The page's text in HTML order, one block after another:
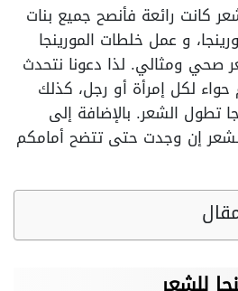
كانت رائعة فأنصح جميع بنات
و عمل خلطات المورينجا
ومثالي. لذا دعونا نتحدث
حواء لكل إمرأة أو رجل، كذلك
تطول الشعر. بالإضافة إلى
للشعر إن وجدت حتى تتضح أمامكم